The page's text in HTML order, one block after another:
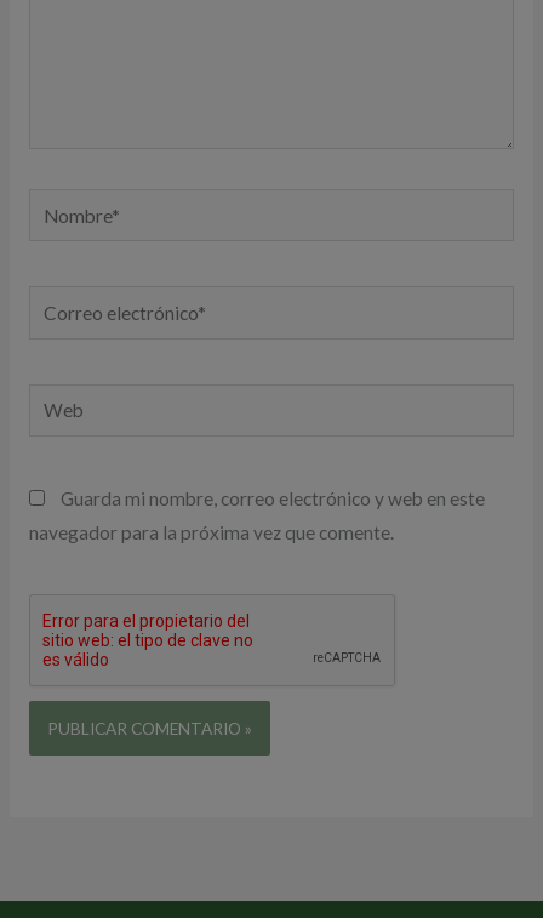
Nombre*
Correo
Web
Guarda mi nombre, correo electrónico y web en este
navegador para la próxima vez que comente.